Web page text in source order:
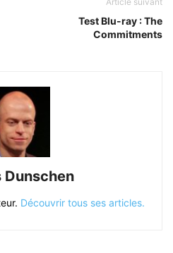
Test Blu-ray : The
Commitments
Dunschen
Découvrir tous ses articles.